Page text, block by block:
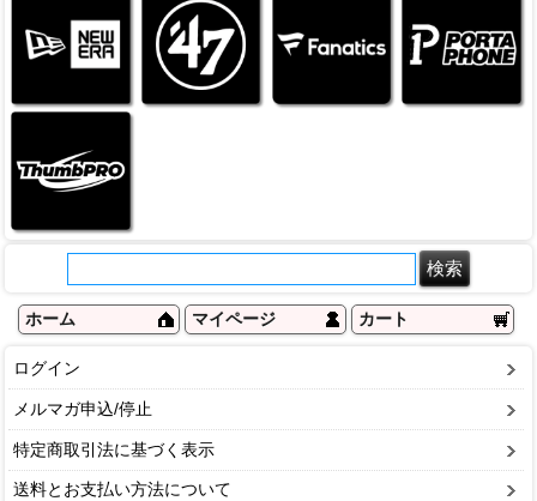
ホーム マイページ カート
ログイン
メルマガ申込/停止
特定商取引法に基づく表示
送料とお支払い方法について